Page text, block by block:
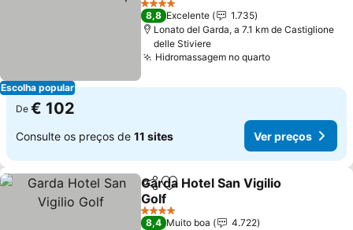
Escolha popular
4 Estrelas
8,8 Excelente
1.735
Lonato del Garda, a 7.1 km de Castiglione
delle Stiviere
Hidromassagem no quarto
De € 102
Consulte os preços de 11 sites Ver preços
PartilharAdicionar aos favoritos
Garda Hotel San Vigilio
Golf
4 Estrelas
8,4 Muito boa
4.722